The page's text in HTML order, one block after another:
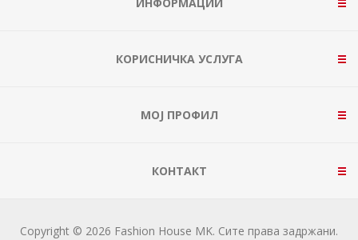
КОРИСНИЧКА УСЛУГА
МОЈ ПРОФИЛ
КОНТАКТ
Copyright © 2026 Fashion House MK. Сите права задржани.